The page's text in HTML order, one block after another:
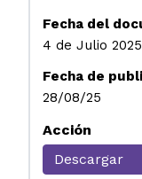
4 de Julio 2025
28/08/25
Descargar